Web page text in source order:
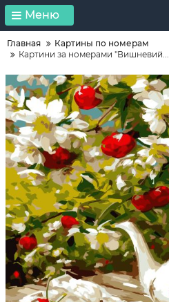
Меню
Главная
Картины по номерам
Картини за номерами "Вишневий...